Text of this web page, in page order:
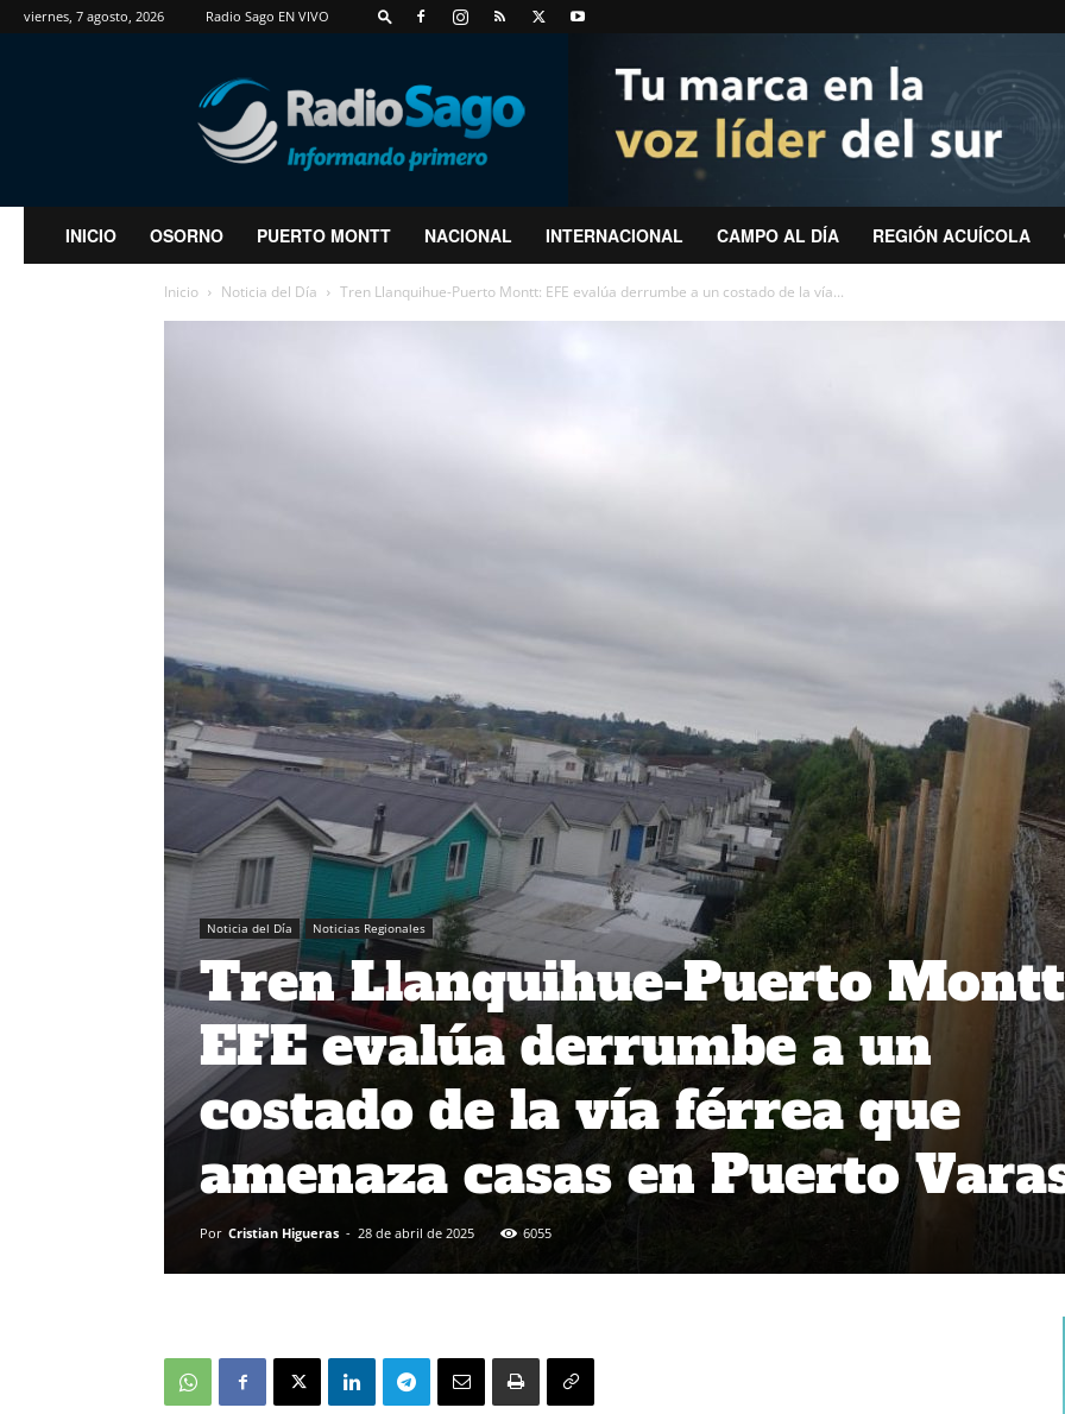
viernes, 7 agosto, 2026 Radio Sago EN VIVO
RadioSago
INICIO OSORNO PUERTO MONTT NACIONAL INTERNACIONAL CAMPO AL DÍA REGIÓN ACUÍCOLA
Inicio Noticia del Día Tren Llanquihue-Puerto Montt: EFE evalúa derrumbe a un costado de la vía...
Noticia del Día Noticias Regionales
Tren Llanquihue-Puerto
EFE evalúa derrumbe a un
costado de la vía férrea que
amenaza casas en Puerto
Por Cristian Higueras - 28 de abril de 2025 6055